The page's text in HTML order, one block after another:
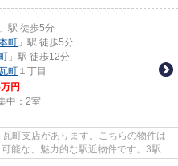
」駅 徒歩5分
町 」駅 徒歩5分
」駅 徒歩12分
町 １丁目
万円
中： 2室
町支店があります。こちらの物件は
能な、魅力的な駅近物件です。3駅以